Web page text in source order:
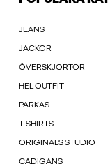
JEANS
JACKOR
ÖVERSKJORTOR
HEL OUTFIT
PARKAS
T-SHIRTS
ORIGINALS STUDIO
CADIGANS